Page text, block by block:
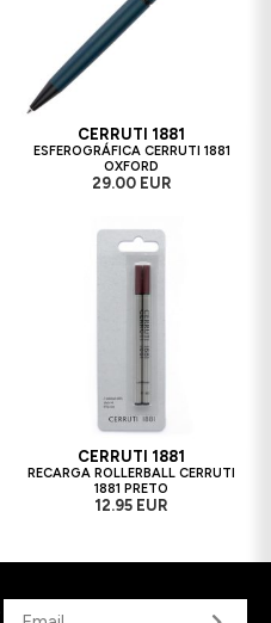
CERRUTI 1881
ESFEROGRÁFICA CERRUTI 1881
OXFORD
29.00 EUR
CERRUTI 1881
RECARGA ROLLERBALL CERRUTI
1881 PRETO
12.95 EUR